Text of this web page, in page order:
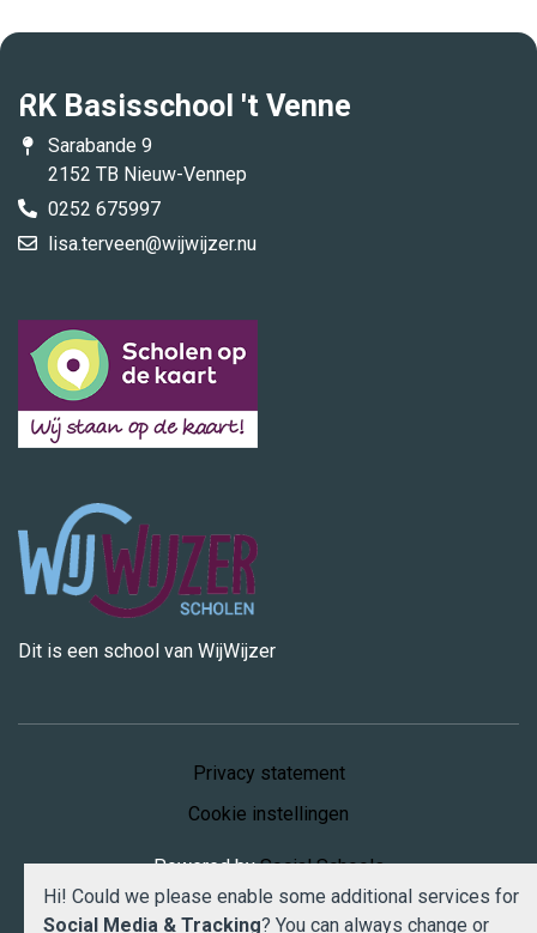
RK Basisschool 't Venne
Sarabande 9
2152 TB Nieuw-Vennep
0252 675997
lisa.terveen@wijwijzer.nu
Dit is een school van WijWijzer
Privacy statement
Cookie instellingen
Powered bySocial Schools
Hi! Could we please enable some additional services for
Social Media & Tracking? You can always change or